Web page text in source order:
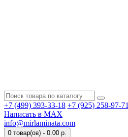
+7 (499) 393-33-18 +7 (925) 258-97-71
Написать в MAX
info@mirlaminata.com
0 товар(ов) - 0.00 р.